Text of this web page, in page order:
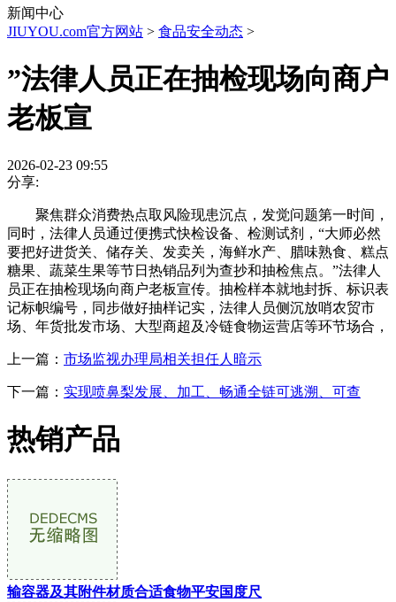
新闻中心
JIUYOU.com官方网站 > 食品安全动态 >
”法律人员正在抽检现场向商户
老板宣
2026-02-23 09:55
分享:
聚焦群众消费热点取风险现患沉点，发觉问题第一时间，
同时，法律人员通过便携式快检设备、检测试剂，“大师必然
要把好进货关、储存关、发卖关，海鲜水产、腊味熟食、糕点
糖果、蔬菜生果等节日热销品列为查抄和抽检焦点。”法律人
员正在抽检现场向商户老板宣传。抽检样本就地封拆、标识表
记标帜编号，同步做好抽样记实，法律人员侧沉放哨农贸市
场、年货批发市场、大型商超及冷链食物运营店等环节场合，
上一篇： 市场监视办理局相关担任人暗示
下一篇： 实现喷鼻梨发展、加工、畅通全链可逃溯、可查
热销产品
输容器及其附件材质合适食物平安国度尺